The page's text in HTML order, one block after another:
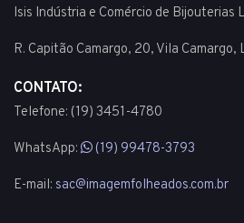
Isis Indústria e Comércio de Bijouterias
R. Capitão Camargo, 20, Vila Camargo,
CONTATO:
Telefone: (19) 3451-4780
WhatsApp: (19) 99478-3793
E-mail: sac@imagemfolheados.com.br